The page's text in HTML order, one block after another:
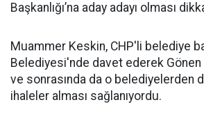
Başkanlığı’na aday adayı olması
Muammer Keskin, CHP'li belediye
Belediyesi'nde davet ederek Gönen
ve sonrasında da o belediyelerden
ihaleler alması sağlanıyordu.